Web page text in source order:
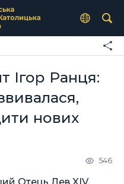
Ігор Ранця:
нових
546
Отець Лев XIV,